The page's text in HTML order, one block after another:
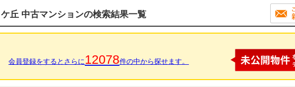
丘 中古マンションの検索結果一覧
会員登録をするとさらに 12078件の中から探せます。